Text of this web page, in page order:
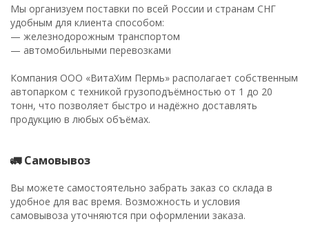
Мы организуем поставки по всей России и странам СНГ
удобным для клиента способом:
— железнодорожным транспортом
— автомобильными перевозками
Компания ООО «ВитаХим Пермь» располагает собственным
автопарком с техникой грузоподъёмностью от 1 до 20
тонн, что позволяет быстро и надёжно доставлять
продукцию в любых объёмах.
🚛 Самовывоз
Вы можете самостоятельно забрать заказ со склада в
удобное для вас время. Возможность и условия
самовывоза уточняются при оформлении заказа.